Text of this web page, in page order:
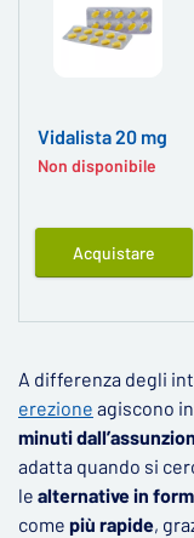
Vidalista 20 mg
Non disponibile
Acquistare
A differenza degli
erezione agiscono
minuti
adatta quando si
le alternative in
come più rapide,